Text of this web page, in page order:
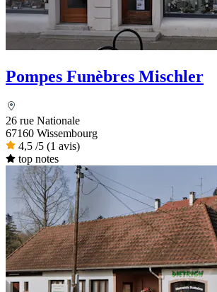
Pompes Funèbres Mischler
26 rue Nationale
67160 Wissembourg
4,5 /5 (1 avis)
top notes